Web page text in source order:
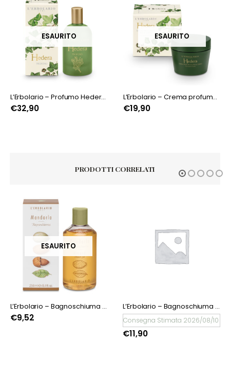
ESAURITO
L’Erbolario – Crema profumata per il corpo Hedera
€19,90
ESAURITO
€4,50
PRODOTTI CORRELATI
L’Erbolario – Bagnoschiuma Mandorla
L’Erbolario – Bagnoschiuma Legni Fruttati
Consegna Stimata 2026/08/10
Consegna Stimata 2026/
€